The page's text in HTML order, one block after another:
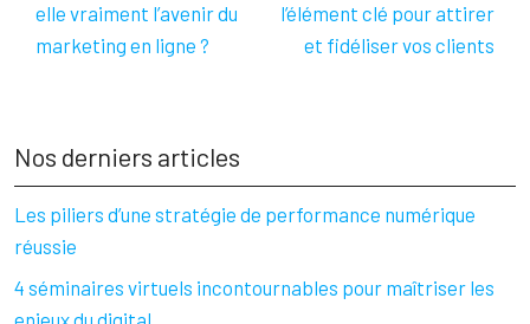
elle vraiment l’avenir du
marketing en ligne ?
l’élément clé pour attirer
et fidéliser vos clients
Nos derniers articles
Les piliers d’une stratégie de performance numérique
réussie
4 séminaires virtuels incontournables pour maîtriser les